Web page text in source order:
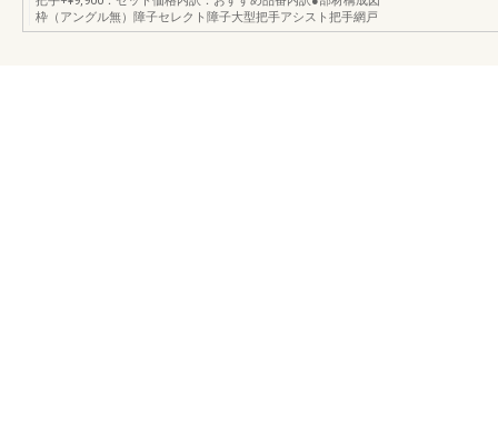
枠（アングル無）障子セレクト障子大型把手アシスト把手網戸